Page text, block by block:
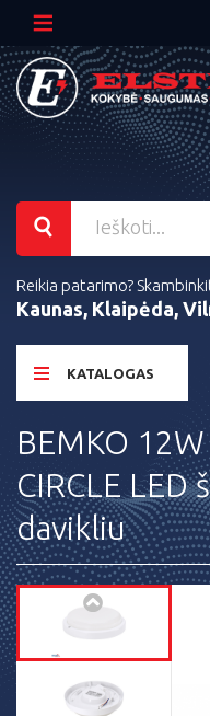
Reikia patarimo?
Kaunas, Klaipėda,
KATALOGAS
BEMKO
CIRCLE LED
davikliu